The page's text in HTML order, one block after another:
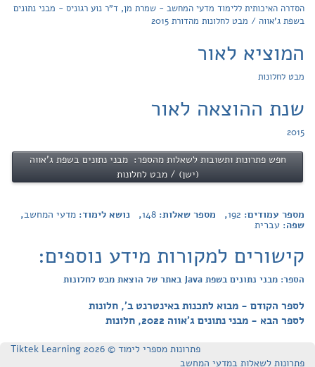
הסדרה האיכותית ללימוד מדעי המחשב - שמרת מן, ד"ר נוע רגוניס - מבני נתונים
בשפת ג'אווה / מבט לחלונות מהדורת 2015
המוציא לאור
מבט לחלונות
שנת ההוצאה לאור
2015
חפש פתרונות ותשובות לשאלות מהספר: מבני נתונים בשפת ג'אווה
(ישן) / מבט לחלונות
מספר עמודים: 192, מספר שאלות: 148, נושא לימוד: מדעי המחשב,
שפה: עברית
קישורים למקורות מידע נוספים:
הספר: מבני נתונים בשפת Java באתר של הוצאת מבט לחלונות
לספר הקודם - מבוא לתכנות באינטרנט ב', חלונות
לספר הבא - מבני נתונים ג'אווה 2022, חלונות
פתרונות מספרי לימוד © Tiktek Learning 2026
פתרונות לשאלות במדעי המחשב